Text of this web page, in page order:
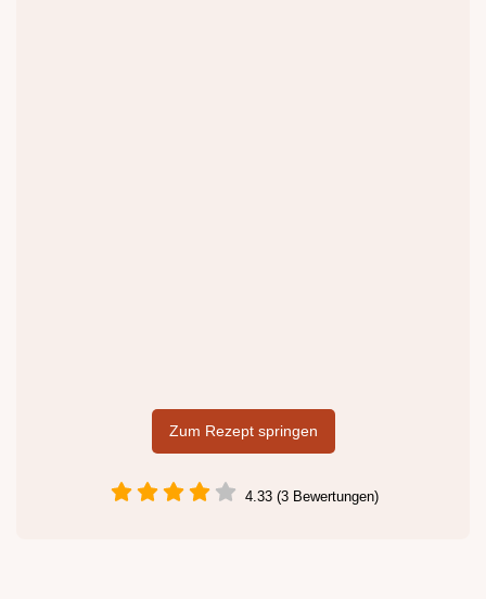
Zum Rezept springen
4.33 (3 Bewertungen)